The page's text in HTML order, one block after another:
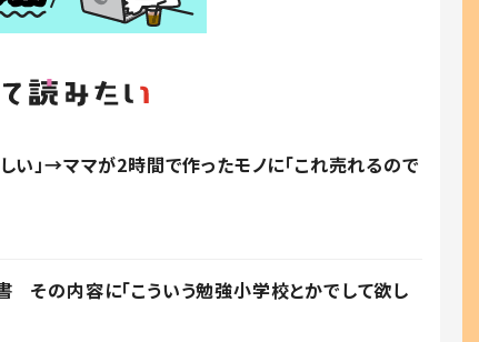
い」→ママが2時間で作ったモノに「これ売れるので
その内容に「こういう勉強小学校とかでして欲し